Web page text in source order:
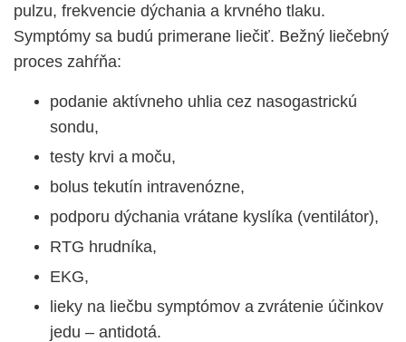
pulzu, frekvencie dýchania a krvného tlaku.
Symptómy sa budú primerane liečiť. Bežný liečebný
proces zahŕňa:
podanie aktívneho uhlia cez nasogastrickú
sondu,
testy krvi a moču,
bolus tekutín intravenózne,
podporu dýchania vrátane kyslíka (ventilátor),
RTG hrudníka,
EKG,
lieky na liečbu symptómov a zvrátenie účinkov
jedu – antidotá.